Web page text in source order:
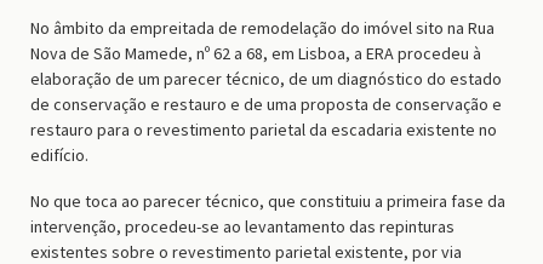
No âmbito da empreitada de remodelação do imóvel sito na Rua
Nova de São Mamede, nº 62 a 68, em Lisboa, a ERA procedeu à
elaboração de um parecer técnico, de um diagnóstico do estado
de conservação e restauro e de uma proposta de conservação e
restauro para o revestimento parietal da escadaria existente no
edifício.
No que toca ao parecer técnico, que constituiu a primeira fase da
intervenção, procedeu-se ao levantamento das repinturas
existentes sobre o revestimento parietal existente, por via